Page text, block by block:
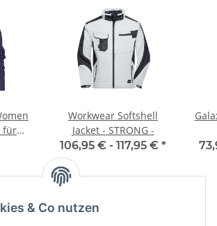
für
Workwear Softshell
Jacket - STRONG -
106,95 € - 117,95 € *
& Co nutzen